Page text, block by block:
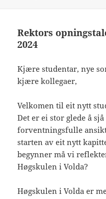
Rektors
2024
Kjære studentar, nye
kjære kollegaer,
Velkomen til eit nytt
Det er ei stor glede å
forventningsfulle
starten av eit nytt
begynner må vi
Høgskulen i Volda?
Høgskulen i Volda er